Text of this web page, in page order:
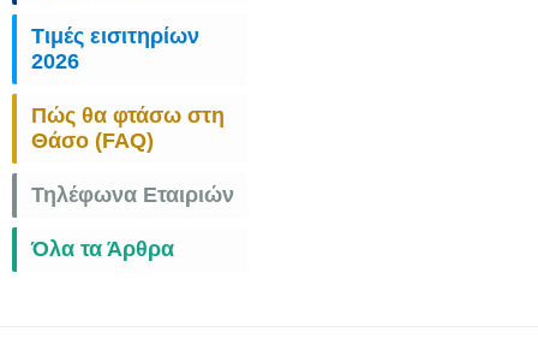
Τιμές εισιτηρίων
2026
Πώς θα φτάσω στη
Θάσο (FAQ)
Τηλέφωνα Εταιριών
Όλα τα Άρθρα